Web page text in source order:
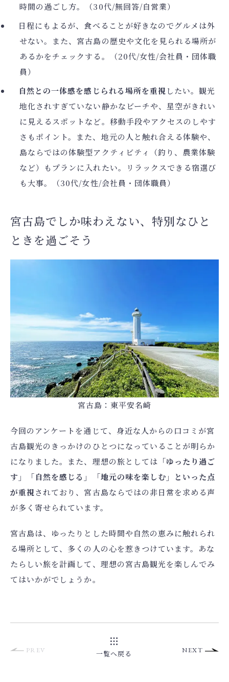
時間の過ごし方。（30代/無回答/自営業）
日程にもよるが、食べることが好きなのでグルメは外
せない。また、宮古島の歴史や文化を見られる場所が
あるかをチェックする。（20代/女性/会社員・団体職
員）
自然との一体感を感じられる場所を重視 したい。観光
地化されすぎていない静かなビーチや、星空がきれい
に見えるスポットなど。移動手段やアクセスのしやす
さもポイント。また、地元の人と触れ合える体験や、
島ならではの体験型アクティビティ（釣り、農業体験
など）もプランに入れたい。リラックスできる宿選び
も大事。（30代/女性/会社員・団体職員）
宮古島でしか味わえない、特別なひと
ときを過ごそう
宮古島：東平安名崎
今回のアンケートを通じて、身近な人からの口コミが宮
古島観光のきっかけのひとつになっていることが明らか
になりました。また、理想の旅としては 「ゆったり過ご
す」「自然を感じる」「地元の味を楽しむ」といった点
が重視されており、宮古島ならではの非日常を求める声
が多く寄せられています。
宮古島は、ゆったりとした時間や自然の恵みに触れられ
る場所として、多くの人の心を惹きつけています。あな
たらしい旅を計画して、理想の宮古島観光を楽しんでみ
てはいかがでしょうか。
PREV 一覧へ戻る NEXT